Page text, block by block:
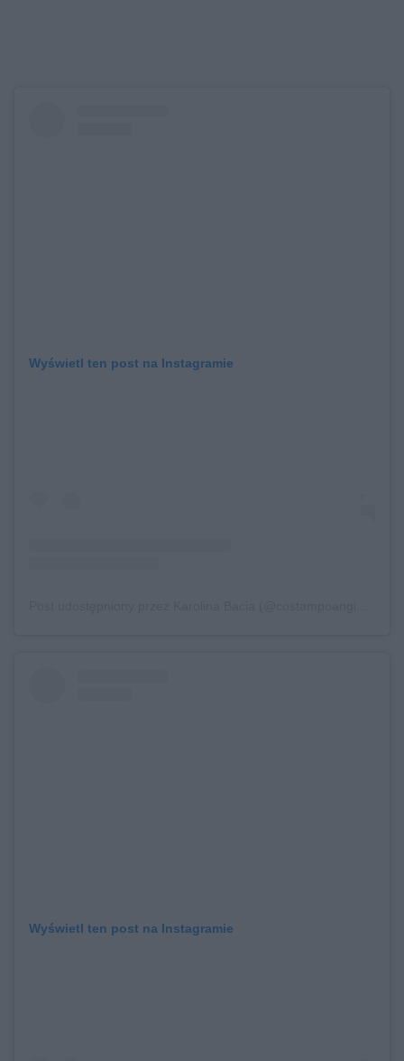
Wyświetl ten post na Instagramie
Wyświetl ten post na Instagramie